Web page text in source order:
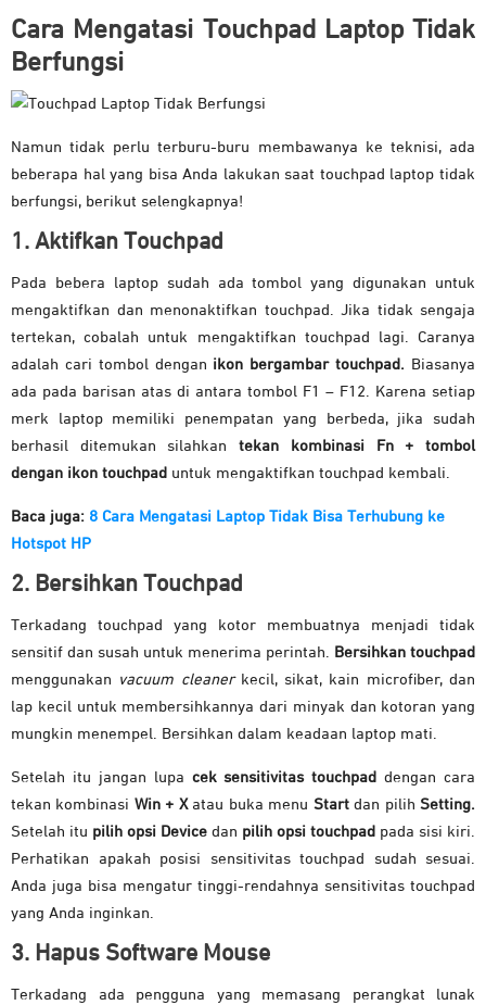
Cara Mengatasi Touchpad Laptop Tidak
Berfungsi
Namun tidak perlu terburu-buru membawanya ke teknisi, ada
beberapa hal yang bisa Anda lakukan saat touchpad laptop tidak
berfungsi, berikut selengkapnya!
1. Aktifkan Touchpad
Pada bebera laptop sudah ada tombol yang digunakan untuk
mengaktifkan dan menonaktifkan touchpad. Jika tidak sengaja
tertekan, cobalah untuk mengaktifkan touchpad lagi. Caranya
adalah cari tombol dengan ikon bergambar touchpad. Biasanya
ada pada barisan atas di antara tombol F1 – F12. Karena setiap
merk laptop memiliki penempatan yang berbeda, jika sudah
berhasil ditemukan silahkantekan kombinasi Fn + tombol
dengan ikon touchpad untuk mengaktifkan touchpad kembali.
Baca juga: 8 Cara Mengatasi Laptop Tidak Bisa Terhubung ke
Hotspot HP
2. Bersihkan Touchpad
Terkadang touchpad yang kotor membuatnya menjadi tidak
sensitif dan susah untuk menerima perintah. Bersihkan touchpad
menggunakan vacuum cleanerkecil, sikat, kain microfiber, dan
lap kecil untuk membersihkannya dari minyak dan kotoran yang
mungkin menempel. Bersihkan dalam keadaan laptop mati.
Setelah itu jangan lupa cek sensitivitas touchpad dengan cara
tekan kombinasi Win + Xatau buka menu Startdan pilihSetting.
Setelah itu pilih opsi Device dan pilih opsi touchpad pada sisi kiri.
Perhatikan apakah posisi sensitivitas touchpad sudah sesuai.
Anda juga bisa mengatur tinggi-rendahnya sensitivitas touchpad
yang Anda inginkan.
3. Hapus Software Mouse
Terkadang ada pengguna yang memasang perangkat lunak